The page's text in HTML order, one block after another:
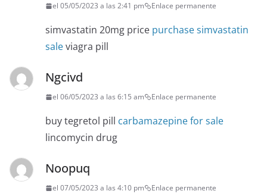
el 05/05/2023 a las 2:41 pm Enlace permanente
simvastatin 20mg price purchase simvastatin
saleviagra pill
Ngcivd
el 06/05/2023 a las 6:15 am Enlace permanente
buy tegretol pill carbamazepine for sale
lincomycin drug
Noopuq
el 07/05/2023 a las 4:10 pm Enlace permanente